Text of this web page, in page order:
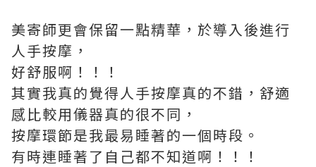
美寄師更會保留一點精華，於導入後進行
人手按摩，
好舒服啊！！！
其實我真的覺得人手按摩真的不錯，舒適
感比較用儀器真的很不同，
按摩環節是我最易睡著的一個時段。
有時連睡著了自己都不知道啊！！！